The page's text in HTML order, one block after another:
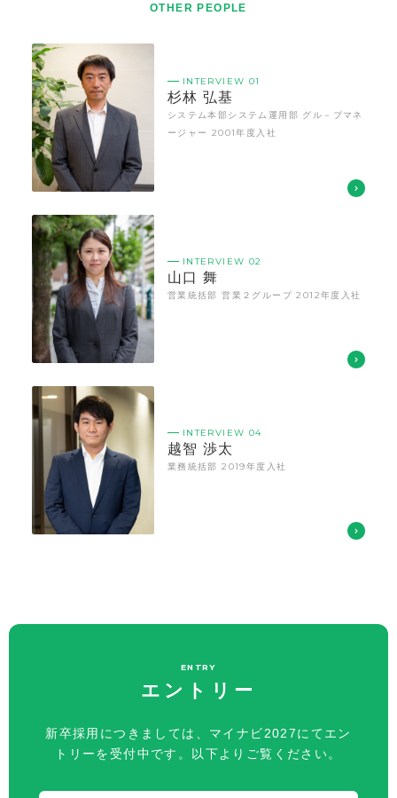
OTHER PEOPLE
INTERVIEW 01
杉林 弘基
システム本部システム運用部 グル－プマネ
ージャー 2001年度入社
INTERVIEW 02
山口 舞
営業統括部 営業２グループ 2012年度入社
INTERVIEW 04
越智 渉太
業務統括部 2019年度入社
ENTRY
エントリー
新卒採用につきましては、マイナビ2027にてエン
トリーを受付中です。以下よりご覧ください。